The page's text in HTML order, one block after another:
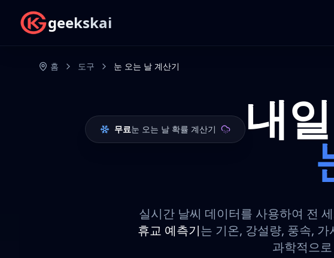
geekskai
홈 도구 눈 오는 날 계산기
무료눈 오는 날 확률 계산기 내
실시간 날씨 데이터를 사용하여 전
휴교 예측기는 기온, 강설량, 풍속,
과학적으